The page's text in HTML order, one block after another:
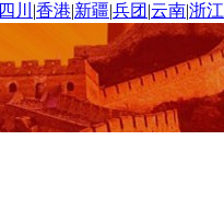
四川 |香港|新疆|兵团 |云南|浙江